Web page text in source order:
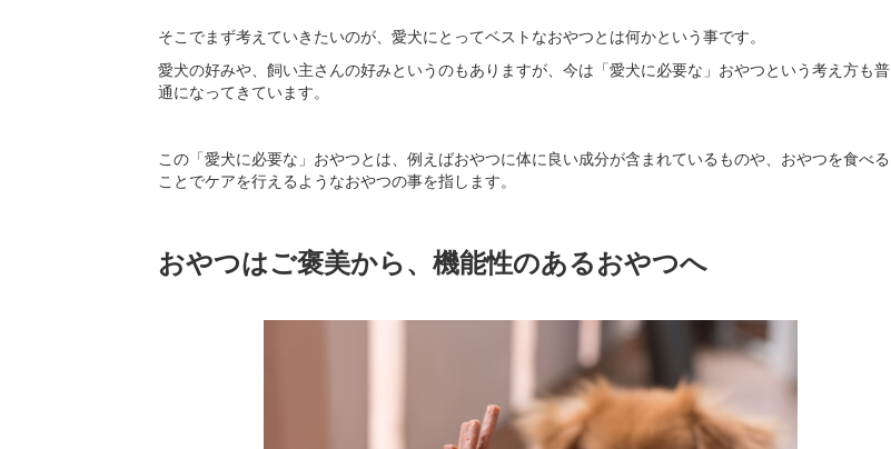
そこでまず考えていきたいのが、愛犬にとってベストなおやつとは何かという事です。
愛犬の好みや、飼い主さんの好みというのもありますが、今は「愛犬に必要な」おやつという考え方も普
通になってきています。
この「愛犬に必要な」おやつとは、例えばおやつに体に良い成分が含まれているものや、おやつを食べる
ことでケアを行えるようなおやつの事を指します。
おやつはご褒美から、機能性のあるおやつへ